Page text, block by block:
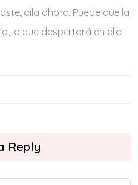
dila ahora. Puede que la
lo que despertará en ella
Reply